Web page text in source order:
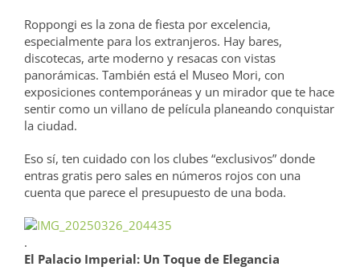
Roppongi es la zona de fiesta por excelencia,
especialmente para los extranjeros. Hay bares,
discotecas, arte moderno y resacas con vistas
panorámicas. También está el Museo Mori, con
exposiciones contemporáneas y un mirador que te hace
sentir como un villano de película planeando conquistar
la ciudad.
Eso sí, ten cuidado con los clubes “exclusivos” donde
entras gratis pero sales en números rojos con una
cuenta que parece el presupuesto de una boda.
.
El Palacio Imperial: Un Toque de Elegancia